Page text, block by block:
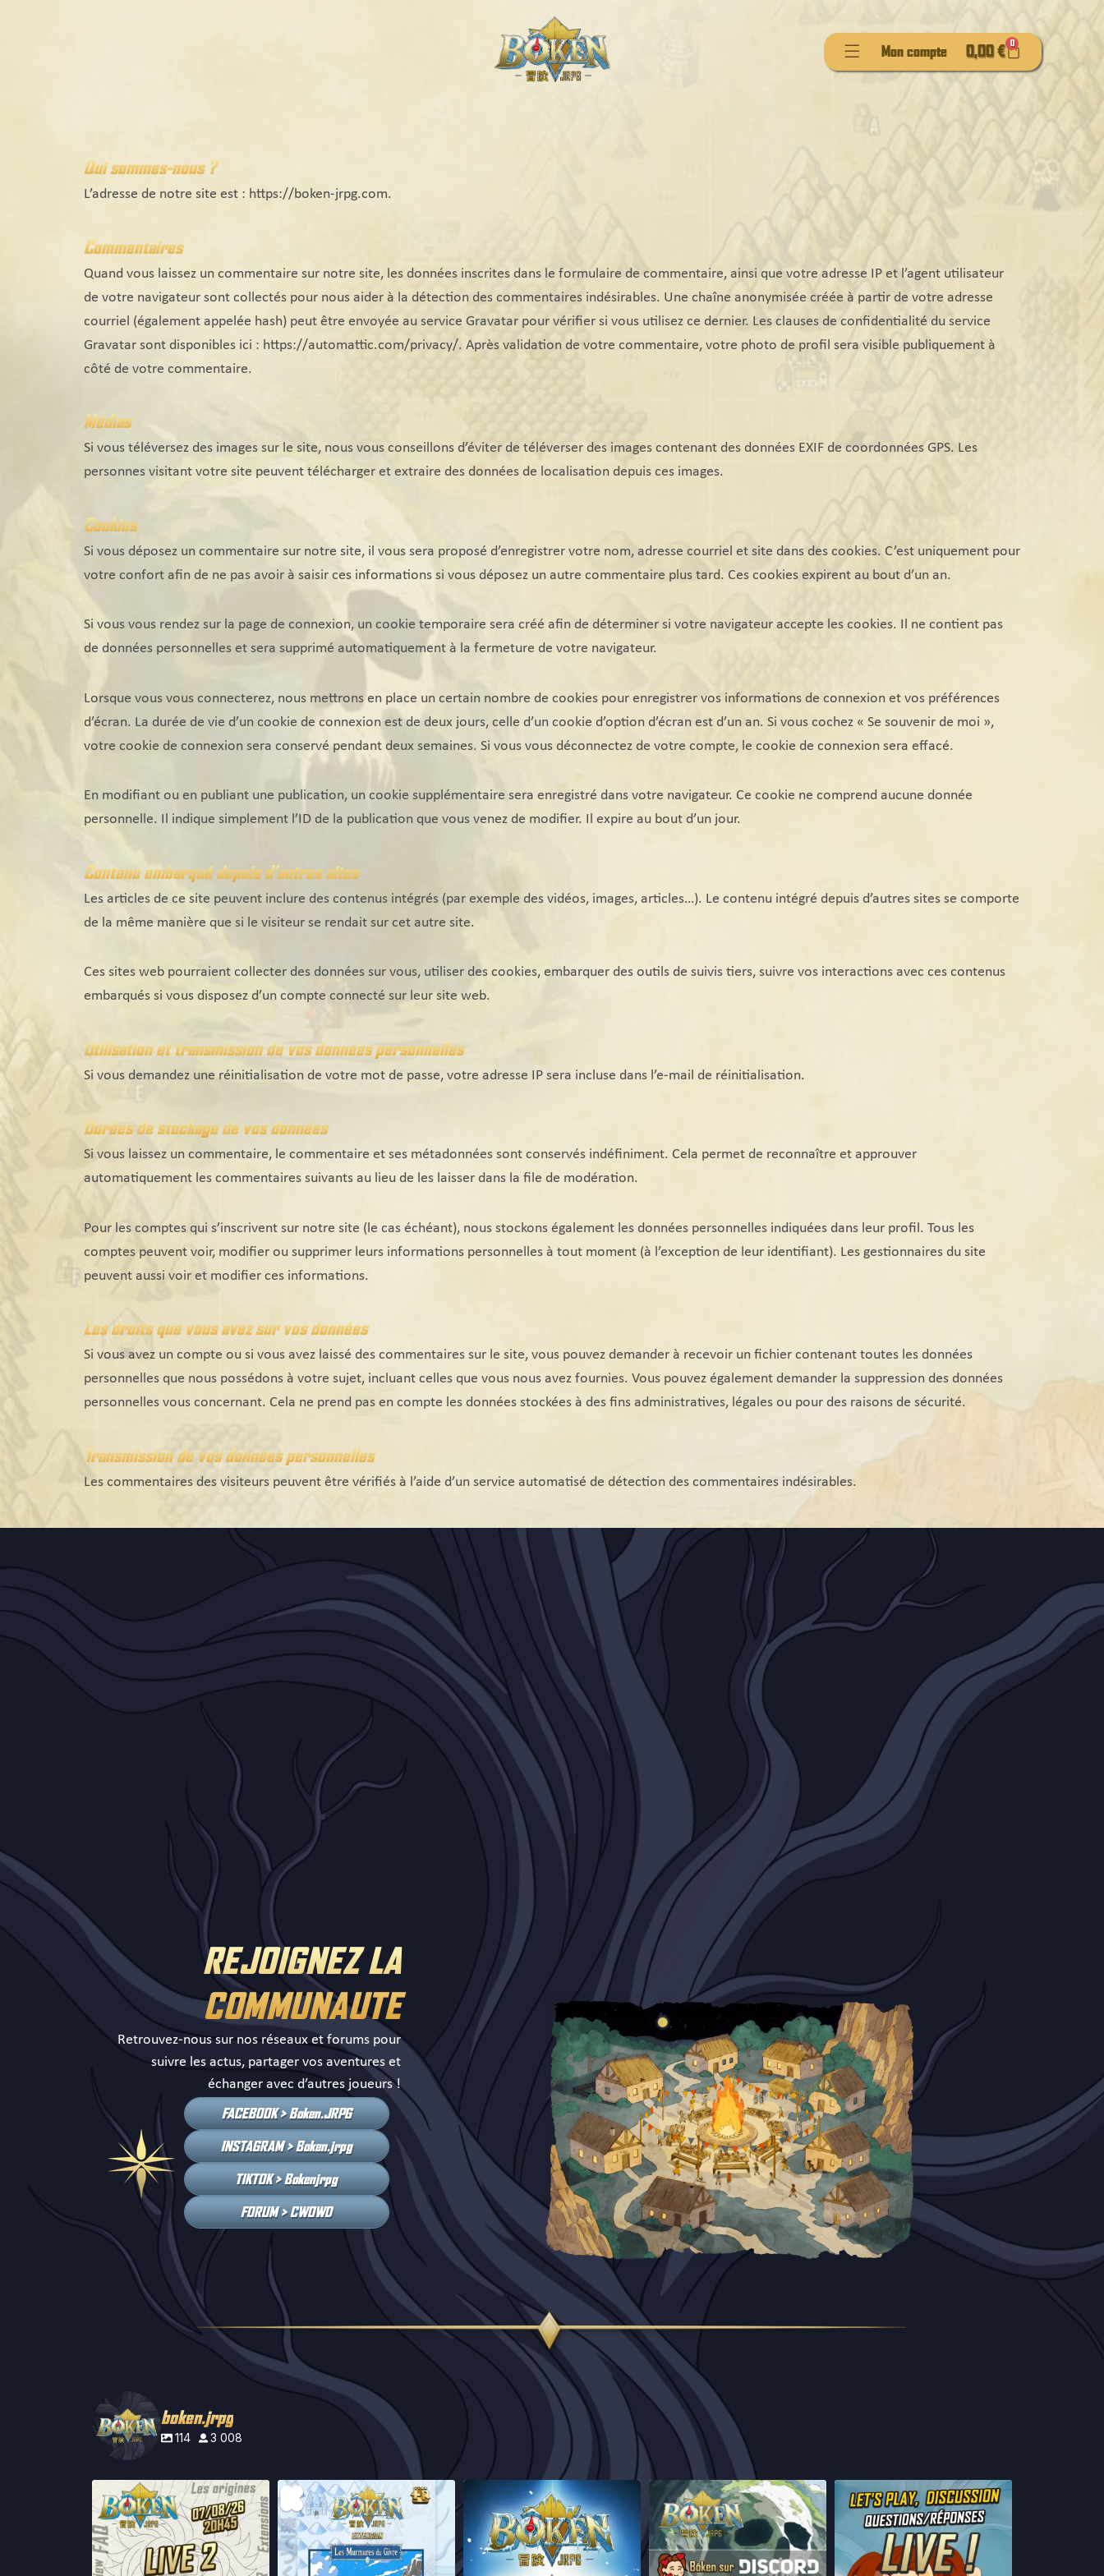
Flyout
Menu
Mon compte 0,00€ 0
PANIER
Qui sommes-nous ?
L’adresse de notre site est : https://boken-jrpg.com.
Commentaires
Quand vous laissez un commentaire sur notre site, les données inscrites dans le formulaire de commentaire, ainsi que votre adresse IP et l’agent utilisateur
de votre navigateur sont collectés pour nous aider à la détection des commentaires indésirables. Une chaîne anonymisée créée à partir de votre adresse
courriel (également appelée hash) peut être envoyée au service Gravatar pour vérifier si vous utilisez ce dernier. Les clauses de confidentialité du service
Gravatar sont disponibles ici : https://automattic.com/privacy/. Après validation de votre commentaire, votre photo de profil sera visible publiquement à
côté de votre commentaire.
Médias
Si vous téléversez des images sur le site, nous vous conseillons d’éviter de téléverser des images contenant des données EXIF de coordonnées GPS. Les
personnes visitant votre site peuvent télécharger et extraire des données de localisation depuis ces images.
Cookies
Si vous déposez un commentaire sur notre site, il vous sera proposé d’enregistrer votre nom, adresse courriel et site dans des cookies. C’est uniquement pour
votre confort afin de ne pas avoir à saisir ces informations si vous déposez un autre commentaire plus tard. Ces cookies expirent au bout d’un an.
Si vous vous rendez sur la page de connexion, un cookie temporaire sera créé afin de déterminer si votre navigateur accepte les cookies. Il ne contient pas
de données personnelles et sera supprimé automatiquement à la fermeture de votre navigateur.
Lorsque vous vous connecterez, nous mettrons en place un certain nombre de cookies pour enregistrer vos informations de connexion et vos préférences
d’écran. La durée de vie d’un cookie de connexion est de deux jours, celle d’un cookie d’option d’écran est d’un an. Si vous cochez « Se souvenir de moi »,
votre cookie de connexion sera conservé pendant deux semaines. Si vous vous déconnectez de votre compte, le cookie de connexion sera effacé.
En modifiant ou en publiant une publication, un cookie supplémentaire sera enregistré dans votre navigateur. Ce cookie ne comprend aucune donnée
personnelle. Il indique simplement l’ID de la publication que vous venez de modifier. Il expire au bout d’un jour.
Contenu embarqué depuis d’autres sites
Les articles de ce site peuvent inclure des contenus intégrés (par exemple des vidéos, images, articles…). Le contenu intégré depuis d’autres sites se comporte
de la même manière que si le visiteur se rendait sur cet autre site.
Ces sites web pourraient collecter des données sur vous, utiliser des cookies, embarquer des outils de suivis tiers, suivre vos interactions avec ces contenus
embarqués si vous disposez d’un compte connecté sur leur site web.
Utilisation et transmission de vos données personnelles
Si vous demandez une réinitialisation de votre mot de passe, votre adresse IP sera incluse dans l’e-mail de réinitialisation.
Durées de stockage de vos données
Si vous laissez un commentaire, le commentaire et ses métadonnées sont conservés indéfiniment. Cela permet de reconnaître et approuver
automatiquement les commentaires suivants au lieu de les laisser dans la file de modération.
Pour les comptes qui s’inscrivent sur notre site (le cas échéant), nous stockons également les données personnelles indiquées dans leur profil. Tous les
comptes peuvent voir, modifier ou supprimer leurs informations personnelles à tout moment (à l’exception de leur identifiant). Les gestionnaires du site
peuvent aussi voir et modifier ces informations.
Les droits que vous avez sur vos données
Si vous avez un compte ou si vous avez laissé des commentaires sur le site, vous pouvez demander à recevoir un fichier contenant toutes les données
personnelles que nous possédons à votre sujet, incluant celles que vous nous avez fournies. Vous pouvez également demander la suppression des données
personnelles vous concernant. Cela ne prend pas en compte les données stockées à des fins administratives, légales ou pour des raisons de sécurité.
Transmission de vos données personnelles
Les commentaires des visiteurs peuvent être vérifiés à l’aide d’un service automatisé de détection des commentaires indésirables.
REJOIGNEZ LA
COMMUNAUTE
Retrouvez-nous sur nos réseaux et forums pour
suivre les actus, partager vos aventures et
échanger avec d’autres joueurs !
FACEBOOK > Boken.JRPG
INSTAGRAM > Boken.jrpg
TIKTOK > Bokenjrpg
FORUM > CWOWD
boken.jrpg
114 3 008
Hello les amis !
Ce soir à 20h45, la...
15 2
Salut les amis !
Le Kickstarter...
104 11
Chers amis !
Nous arrivons au terme de...
174 22
Le Discord officiel de Bôken est
enfin ouvert ! ...
38 0
Salut à toutes et à tous !
La très grande...
40 3